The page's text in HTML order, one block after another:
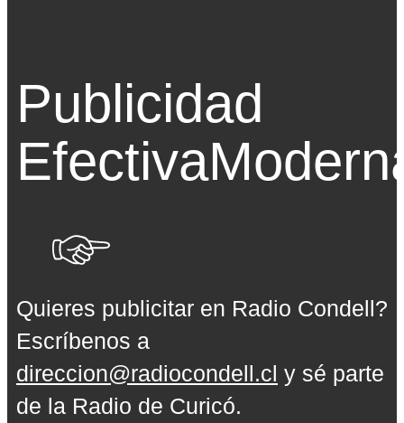
Publicidad
Efectiva
Quieres publicitar en Radio Condell?
Escríbenos a
direccion@radiocondell.cl y sé parte
de la Radio de Curicó.